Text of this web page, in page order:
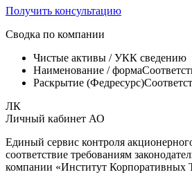
Получить консультацию
Сводка по компании
Чистые активы / УКК сведению
Наименование / форма
Раскрытие (Федресурс)
ЛК
Личный кабинет АО
Единый сервис контроля
соответствие требованиям
компании «Институт Корпоративных